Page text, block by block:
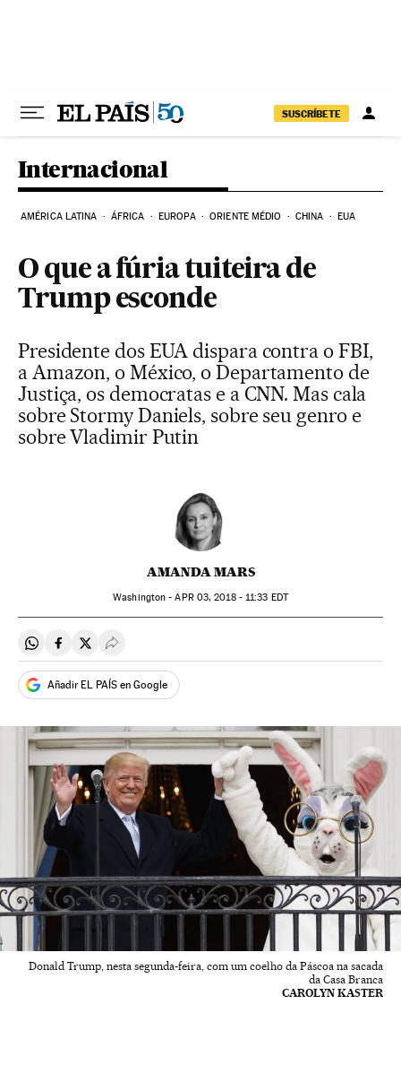
SUSCRÍBETE
Internacional
AMÉRICA LATINA ÁFRICA EUROPA ORIENTE MÉDIO CHINA EUA
O que a fúria tuiteira de
Trump esconde
Presidente dos EUA dispara contra o FBI,
a Amazon, o México, o Departamento de
Justiça, os democratas e a CNN. Mas cala
sobre Stormy Daniels, sobre seu genro e
sobre Vladimir Putin
AMANDA MARS
Washington -APR03, 2018 - 11:33 EDT
Compartir en Whatsapp
Compartir en Facebook
Compartir en Twitter
Desplegar Redes Sociales
Añadir EL PAÍS en Google
Donald Trump, nesta segunda-feira, com um coelho da Páscoa na sacada
da Casa Branca
CAROLYN KASTER